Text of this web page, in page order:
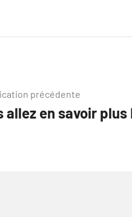
précédente
allez en savoir